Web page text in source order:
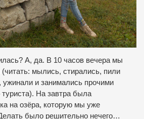
А, да. В 10 часов вечера мы
мылись, стирались, пили
ужинали и занимались прочими
На завтра была
на озёра, которую мы уже
было решительно нечего…